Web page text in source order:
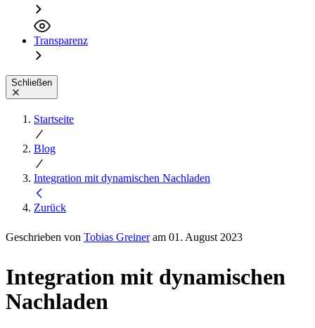
Transparenz
Schließen
Startseite
Blog
Integration mit dynamischen Nachladen
Zurück
Geschrieben von Tobias Greineram 01. August 2023
Integration mit dynamischen
Nachladen